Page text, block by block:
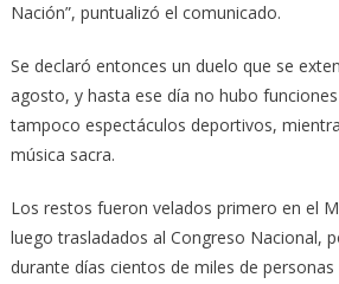
Nación”, puntualizó el comunicado.
Se declaró entonces un duelo que se
agosto, y hasta ese día no hubo
tampoco espectáculos deportivos,
música sacra.
Los restos fueron velados primero en el
luego trasladados al Congreso Nacional,
durante días cientos de miles de